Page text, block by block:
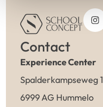
Contact
Experience Center
Spalderkampseweg 1
6999 AG Hummelo